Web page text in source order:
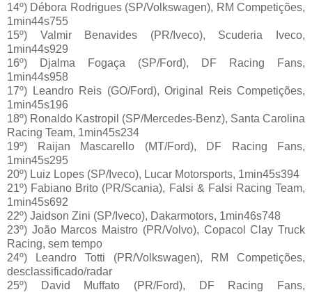
14º) Débora Rodrigues (SP/Volkswagen), RM Competições,
1min44s755
15º) Valmir Benavides (PR/Iveco), Scuderia Iveco,
1min44s929
16º) Djalma Fogaça (SP/Ford), DF Racing Fans,
1min44s958
17º) Leandro Reis (GO/Ford), Original Reis Competições,
1min45s196
18º) Ronaldo Kastropil (SP/Mercedes-Benz), Santa Carolina
Racing Team, 1min45s234
19º) Raijan Mascarello (MT/Ford), DF Racing Fans,
1min45s295
20º) Luiz Lopes (SP/Iveco), Lucar Motorsports, 1min45s394
21º) Fabiano Brito (PR/Scania), Falsi & Falsi Racing Team,
1min45s692
22º) Jaidson Zini (SP/Iveco), Dakarmotors, 1min46s748
23º) João Marcos Maistro (PR/Volvo), Copacol Clay Truck
Racing, sem tempo
24º) Leandro Totti (PR/Volkswagen), RM Competições,
desclassificado/radar
25º) David Muffato (PR/Ford), DF Racing Fans,